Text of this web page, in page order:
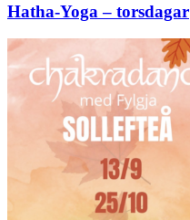
Hatha-Yoga – torsdagar